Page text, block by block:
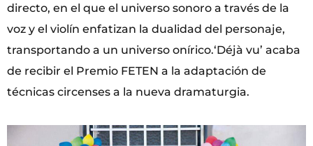
directo, en el que el universo sonoro a través de la
voz y el violín enfatizan la dualidad del personaje,
transportando a un universo onírico.‘Déjà vu’ acaba
de recibir el Premio FETEN a la adaptación de
técnicas circenses a la nueva dramaturgia.